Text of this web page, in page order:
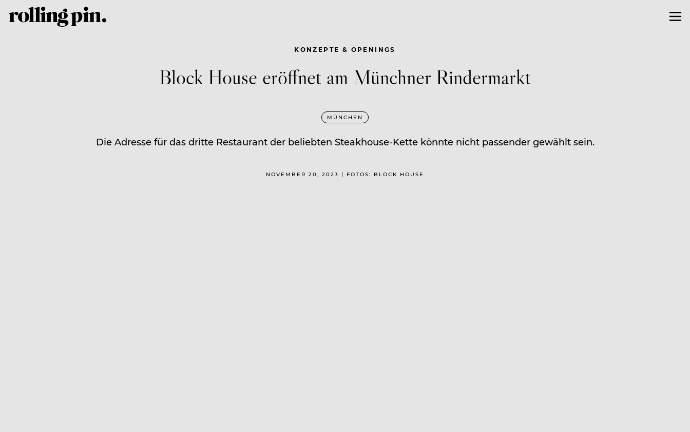
KONZEPTE & OPENINGS
Block House eröffnet am Münchner Rindermarkt
MÜNCHEN
Die Adresse für das dritte Restaurant der beliebten Steakhouse-Kette könnte nicht passender gewählt sein.
NOVEMBER 20, 2023 | FOTOS: BLOCK HOUSE